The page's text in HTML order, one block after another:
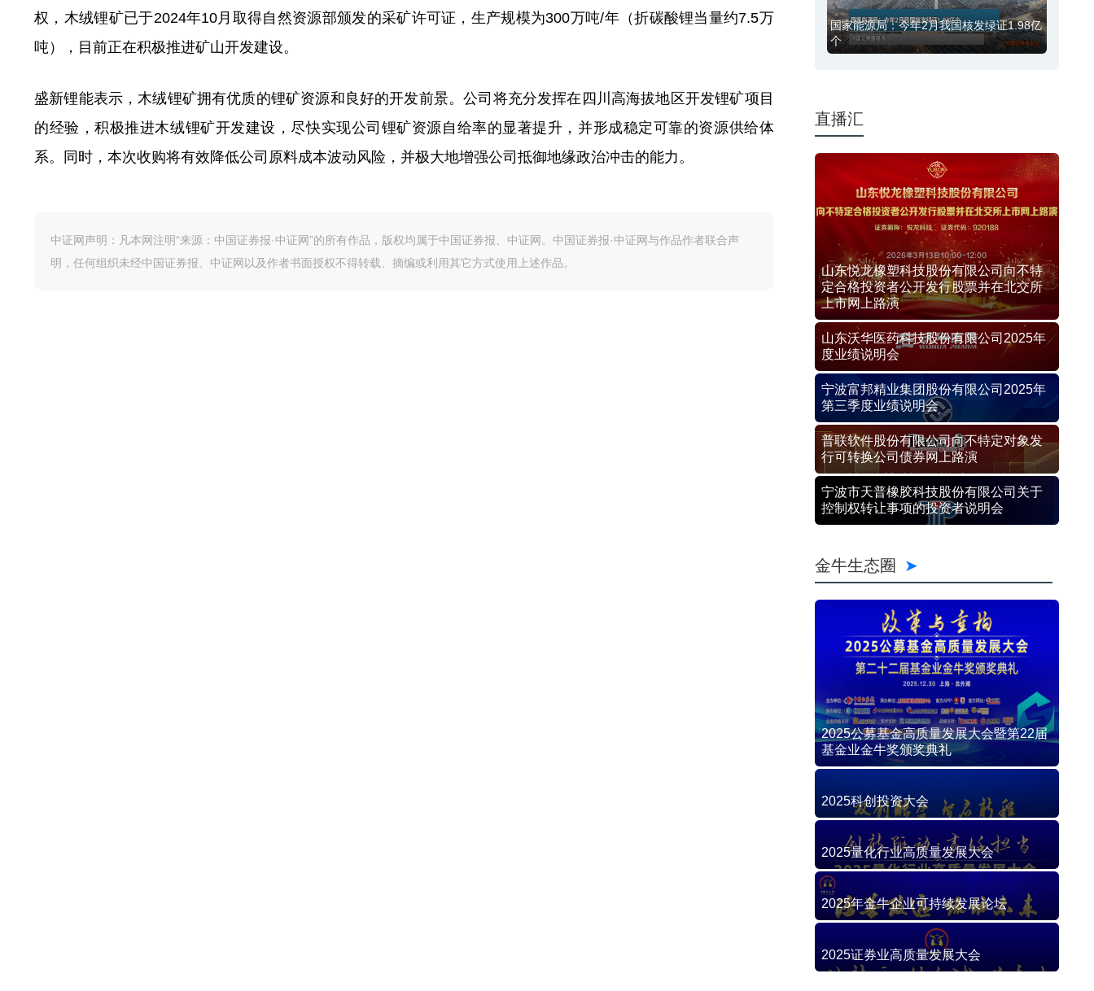
权，木绒锂矿已于2024年10月取得自然资源部颁发的采矿许可证，生产规模为300万吨/年（折碳酸锂当量约7.5万
吨），目前正在积极推进矿山开发建设。
盛新锂能表示，木绒锂矿拥有优质的锂矿资源和良好的开发前景。公司将充分发挥在四川高海拔地区开发锂矿项目
的经验，积极推进木绒锂矿开发建设，尽快实现公司锂矿资源自给率的显著提升，并形成稳定可靠的资源供给体
系。同时，本次收购将有效降低公司原料成本波动风险，并极大地增强公司抵御地缘政治冲击的能力。
中证网声明：凡本网注明“来源：中国证券报·中证网”的所有作品，版权均属于中国证券报、中证网。中国证券报·中证网与作品作者联合声
明，任何组织未经中国证券报、中证网以及作者书面授权不得转载、摘编或利用其它方式使用上述作品。